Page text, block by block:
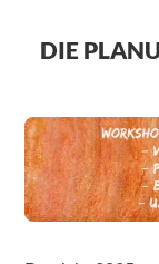
DIE